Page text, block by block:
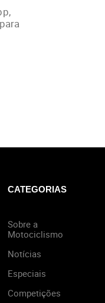
CATEGORIAS
Sobre a
Motociclismo
Notícias
Especiais
Competições